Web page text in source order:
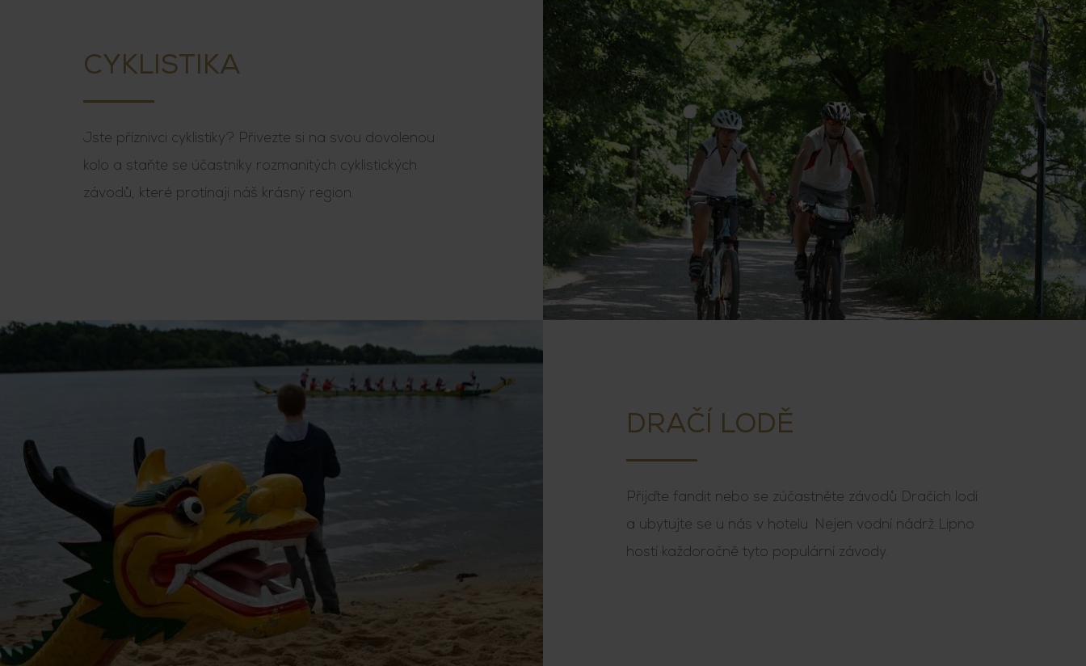
CYKLISTIKA
Jste příznivci cyklistiky? Přivezte si na svou dovolenou
kolo a staňte se účastníky rozmanitých cyklistických
závodů, které protínají náš krásný region.
DRAČÍ LODĚ
Přijďte fandit nebo se zúčastněte závodů Dračích lodí
a ubytujte se u nás v hotelu. Nejen vodní nádrž Lipno
hostí každoročně tyto populární závody.